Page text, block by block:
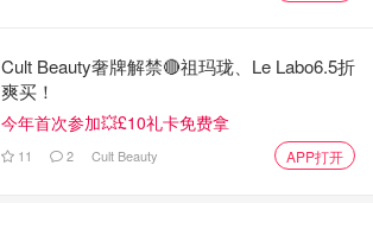
Cult Beauty奢牌解禁🔴祖玛珑、Le Labo6.5折
爽买！
今年首次参加💥£10礼卡免费拿
11 2 Cult Beauty APP打开